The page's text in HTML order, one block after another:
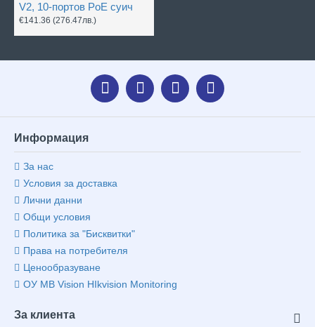
V2, 10-портов PoE суич
€141.36 (276.47лв.)
Информация
За нас
Условия за доставка
Лични данни
Общи условия
Политика за "Бисквитки"
Права на потребителя
Ценообразуване
ОУ MB Vision HIkvision Monitoring
За клиента